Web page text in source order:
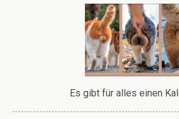
Es gibt für alles einen